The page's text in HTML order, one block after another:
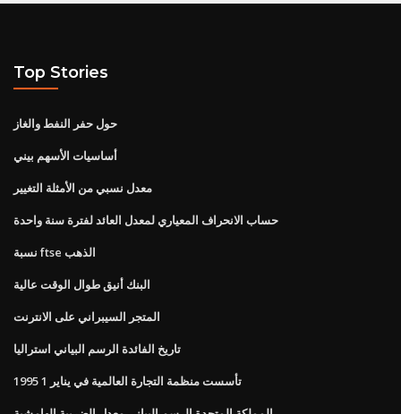
Top Stories
حول حفر النفط والغاز
أساسيات الأسهم بيني
معدل نسبي من الأمثلة التغيير
حساب الانحراف المعياري لمعدل العائد لفترة سنة واحدة
نسبة ftse الذهب
البنك أنيق طوال الوقت عالية
المتجر السيبراني على الانترنت
تاريخ الفائدة الرسم البياني استراليا
تأسست منظمة التجارة العالمية في يناير 1 1995